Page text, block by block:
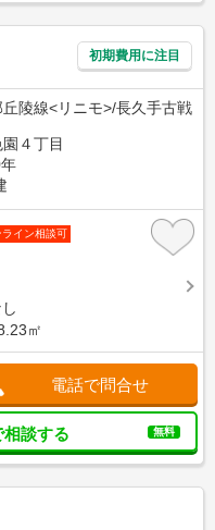
初期費用に注目
陵線<リニモ>/長久手古戦
４丁目
イン相談可
㎡
電話で問合せ
談する 無料